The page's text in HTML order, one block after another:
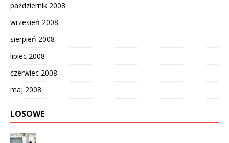
październik 2008
wrzesień 2008
sierpień 2008
lipiec 2008
czerwiec 2008
maj 2008
LOSOWE